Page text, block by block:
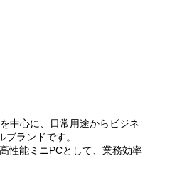
中心に、日常用途からビジネ
ランドです。
性能ミニPCとして、業務効率